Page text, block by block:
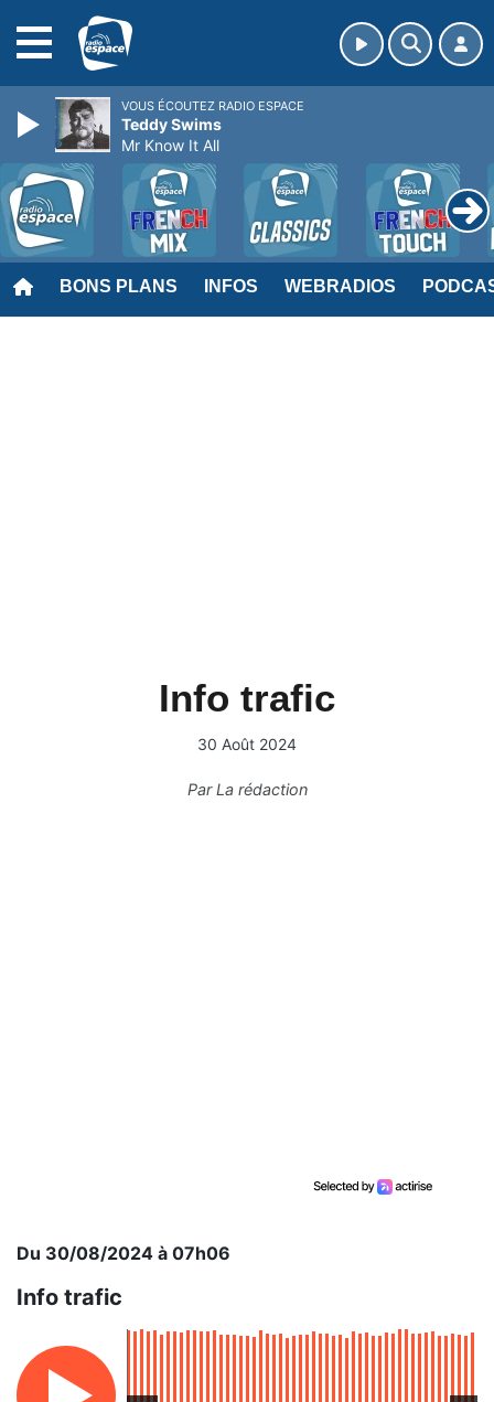
BONS PLANS INFOS WEBRADIOS
Info trafic
30 Août 2024
ParLa rédaction
Du 30/08/2024 à 07h06
Info trafic
VOUS ÉCOUTEZ RADIO ESPACE
Teddy Swims
Mr Know It All